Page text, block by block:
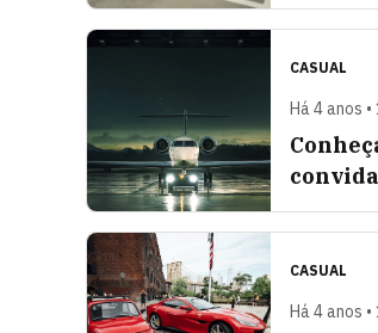
CASUAL
Há 4 anos
CASUAL
Há 4 anos